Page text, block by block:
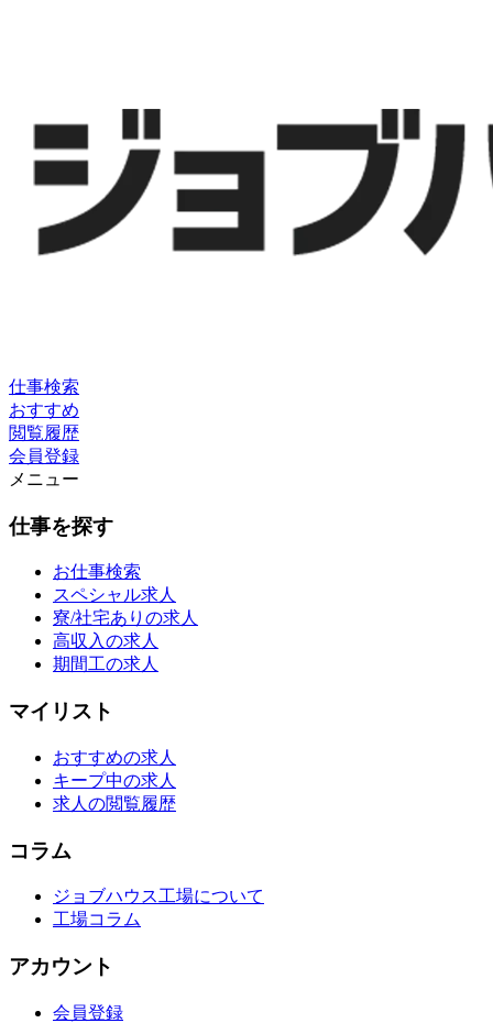
仕事検索
おすすめ
閲覧履歴
会員登録
メニュー
仕事を探す
お仕事検索
スペシャル求人
寮/社宅ありの求人
高収入の求人
期間工の求人
マイリスト
おすすめの求人
キープ中の求人
求人の閲覧履歴
コラム
ジョブハウス工場について
工場コラム
アカウント
会員登録